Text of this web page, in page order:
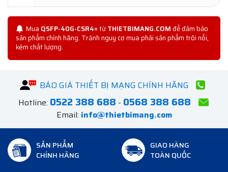
Mua QSFP-40G-CSR4=từTHIETBIMANG.COMđể đảm bảo
sản phẩm chính hãng. Tránh nguy cơ mua phải sản phẩm trôi nổi,
kém chất lượng.
BÁO GIÁ THIẾT BỊ MẠNG CHÍNH HÃNG
Hotline: 0522 388 688 - 0568 388 688
Email: info@thietbimang.com
SẢN PHẨM
CHÍNH HÃNG
GIAO HÀNG
TOÀN QUỐC